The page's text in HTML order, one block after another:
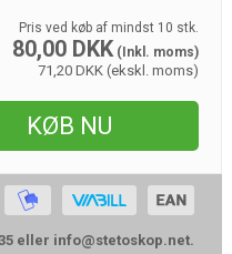
Pris ved køb af mindst 10 stk.
80,00 DKK(Inkl. moms)
71,20 DKK (ekskl. moms)
KØB NU
eller info@stetoskop.net.